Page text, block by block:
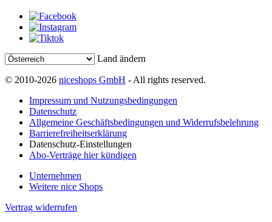
Land ändern
© 2010-2026 niceshops GmbH - All rights reserved.
Impressum und Nutzungsbedingungen
Datenschutz
Allgemeine Geschäftsbedingungen und Widerrufsbelehrung
Barrierefreiheitserklärung
Datenschutz-Einstellungen
Abo-Verträge hier kündigen
Unternehmen
Weitere nice Shops
Vertrag widerrufen